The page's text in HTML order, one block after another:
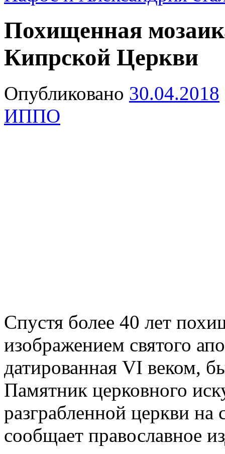
Похищенная
Кипрской Церкви
Опубликовано 30.04.2018
ИППО
Спустя более 40 лет
изображением святого
датированная VI веком,
Памятник церковного
разграбленной церкви на
сообщает православное